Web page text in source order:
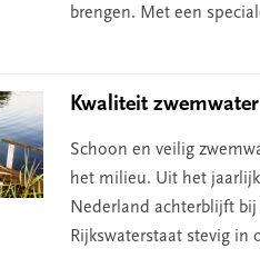
brengen. Met een
Kwaliteit
Schoon en veilig
het milieu. Uit het
Nederland achterblijft
Rijkswaterstaat stevig in
begint bij zelfkennis’